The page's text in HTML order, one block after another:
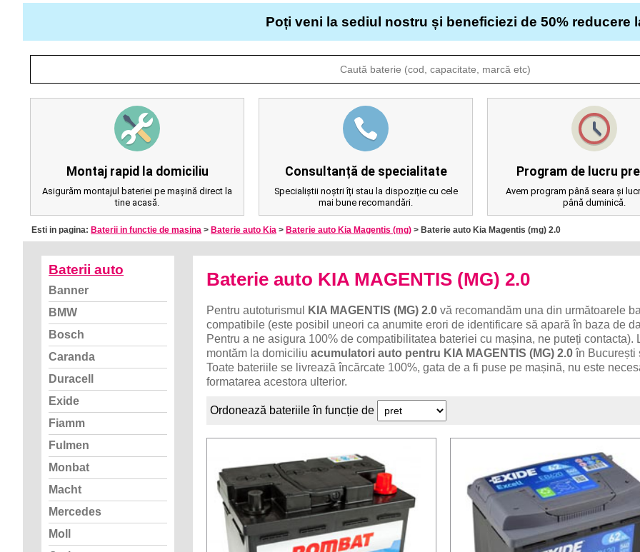
Poți veni la sediul nostru și beneficiezi de 50% reducere
Montaj rapid la domiciliu
Asigurăm montajul bateriei pe mașină direct la
tine acasă.
Consultanță de specialitate
Specialiștii noștri îți stau la dispoziție cu cele
mai bune recomandări.
Program de lucru
Avem program până seara și
până duminică.
Esti in pagina: Baterii in functie de masina > Baterie auto Kia > Baterie auto Kia Magentis (mg) > Baterie auto Kia Magentis (mg) 2.0
Baterie auto KIA MAGENTIS (MG) 2.0
Pentru autoturismul KIA MAGENTIS (MG) 2.0 vă recomandăm una din următoarele
compatibile (este posibil uneori ca anumite erori de identificare să apară în baza de
Pentru a ne asigura 100% de compatibilitatea bateriei cu mașina, ne puteți contacta).
montăm la domiciliuacumulatori auto pentru KIA MAGENTIS (MG) 2.0în București
Toate bateriile se livrează încărcate 100%, gata de a fi puse pe mașină, nu este
formatarea acestora ulterior.
Ordonează bateriile în funcție de
Baterii auto
Banner
BMW
Bosch
Caranda
Duracell
Exide
Fiamm
Fulmen
Monbat
Macht
Mercedes
Moll